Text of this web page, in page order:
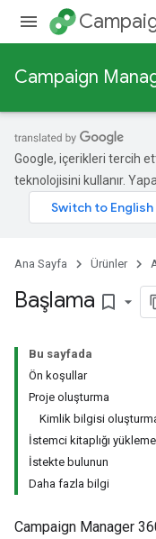
Campaign
Google, içerikleri tercih
teknolojisini kullanır.
Ana Sayfa Ürünler
Başlama bookmark_border
Bu sayfada
Ön koşullar
Proje oluşturma
Kimlik bilgisi
İstemci kitaplığı yükleme
İstekte bulunun
Daha fazla bilgi
Campaign Manager